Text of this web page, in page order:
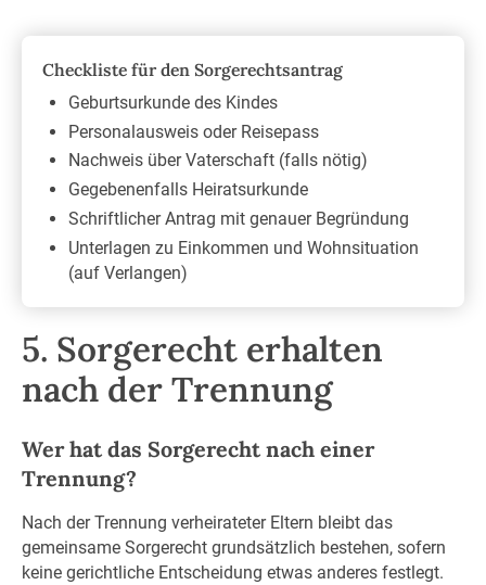
Checkliste für den Sorgerechtsantrag
Geburtsurkunde des Kindes
Personalausweis oder Reisepass
Nachweis über Vaterschaft (falls nötig)
Gegebenenfalls Heiratsurkunde
Schriftlicher Antrag mit genauer Begründung
Unterlagen zu Einkommen und Wohnsituation
(auf Verlangen)
5. Sorgerecht erhalten
nach der Trennung
Wer hat das Sorgerecht nach einer
Trennung?
Nach der Trennung verheirateter Eltern bleibt das
gemeinsame Sorgerecht grundsätzlich bestehen, sofern
keine gerichtliche Entscheidung etwas anderes festlegt.